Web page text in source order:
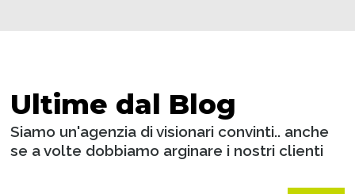
Ultime dal Blog
Siamo un'agenzia di visionari convinti.. anche
se a volte dobbiamo arginare i nostri clienti